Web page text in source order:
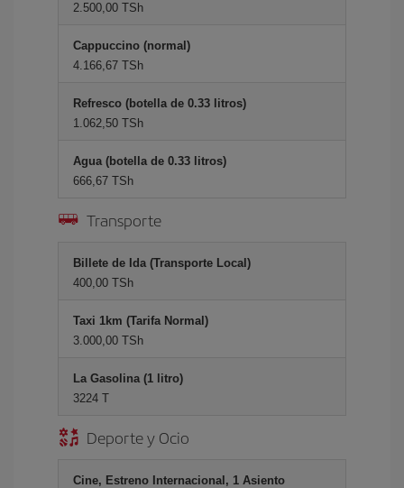
2.500,00 TSh
Cappuccino (normal)
4.166,67 TSh
Refresco (botella de 0.33 litros)
1.062,50 TSh
Agua (botella de 0.33 litros)
666,67 TSh
Transporte
Billete de Ida (Transporte Local)
400,00 TSh
Taxi 1km (Tarifa Normal)
3.000,00 TSh
La Gasolina (1 litro)
3224 T
Deporte y Ocio
Cine, Estreno Internacional, 1 Asiento